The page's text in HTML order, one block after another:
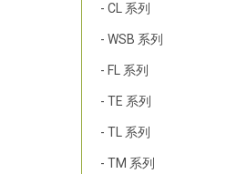
- CL 系列
- WSB 系列
- FL 系列
- TE 系列
- TL 系列
- TM 系列